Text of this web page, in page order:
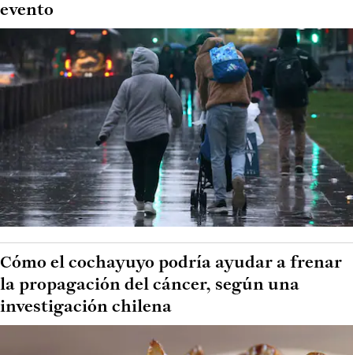
evento
Cómo el cochayuyo podría ayudar a frenar
la propagación del cáncer, según una
investigación chilena